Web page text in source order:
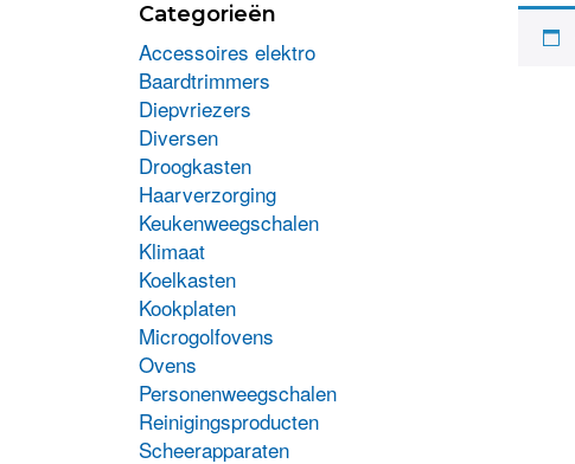
Categorieën
Accessoires elektro
Baardtrimmers
Diepvriezers
Diversen
Droogkasten
Haarverzorging
Keukenweegschalen
Klimaat
Koelkasten
Kookplaten
Microgolfovens
Ovens
Personenweegschalen
Reinigingsproducten
Scheerapparaten